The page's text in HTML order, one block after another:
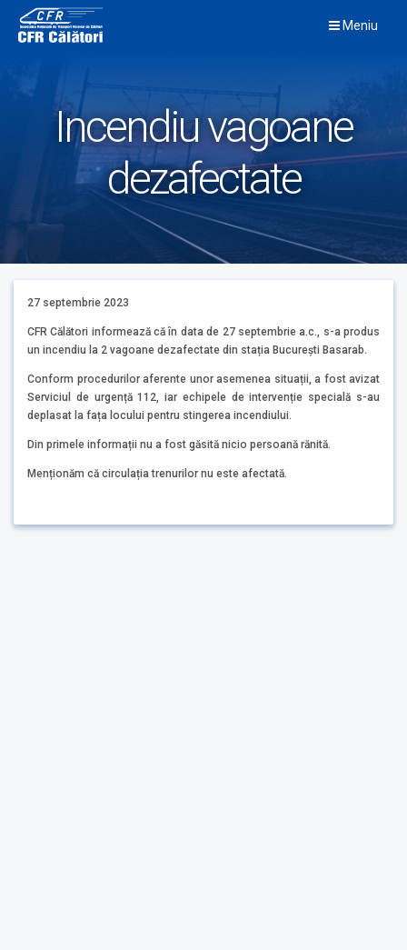
content
Meniu
Incendiu vagoane
dezafectate
27 septembrie 2023
CFR Călători informează că în data de 27 septembrie a.c., s-a produs
un incendiu la 2 vagoane dezafectate din stația București Basarab.
Conform procedurilor aferente unor asemenea situații, a fost avizat
Serviciul de urgență 112, iar echipele de intervenție specială s-au
deplasat la fața locului pentru stingerea incendiului.
Din primele informații nu a fost găsită nicio persoană rănită.
Menționăm că circulația trenurilor nu este afectată.